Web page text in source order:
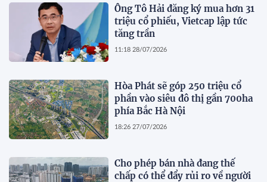
Ông Tô Hải đăng ký mua hơn 31
triệu cổ phiếu, Vietcap lập tức
tăng trần
11:18 28/07/2026
Hòa Phát sẽ góp 250 triệu cổ
phần vào siêu đô thị gần 700ha
phía Bắc Hà Nội
18:26 27/07/2026
Cho phép bán nhà đang thế
chấp có thể đẩy rủi ro về người